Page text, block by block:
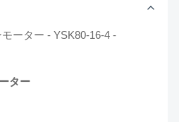
ーター - YSK80-16-4 -
ター